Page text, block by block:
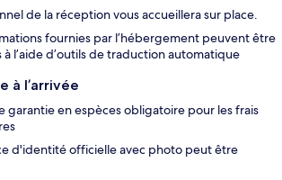
de la réception vous accueillera sur place.
fournies par l’hébergement peuvent être
l’aide d’outils de traduction automatique
à l’arrivée
garantie en espèces obligatoire pour les frais
d'identité officielle avec photo peut être